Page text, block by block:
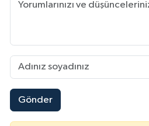
Gönder